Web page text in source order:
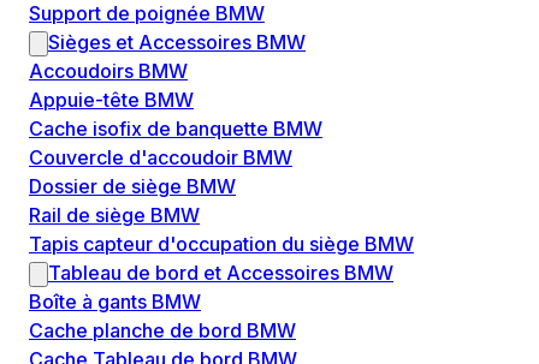
Support de poignée BMW
Sièges et Accessoires BMW
Accoudoirs BMW
Appuie-tête BMW
Cache isofix de banquette BMW
Couvercle d'accoudoir BMW
Dossier de siège BMW
Rail de siège BMW
Tapis capteur d'occupation du siège BMW
Tableau de bord et Accessoires BMW
Boîte à gants BMW
Cache planche de bord BMW